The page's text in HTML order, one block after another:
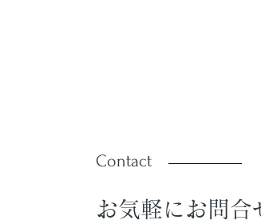
Contact
お気軽にお問合